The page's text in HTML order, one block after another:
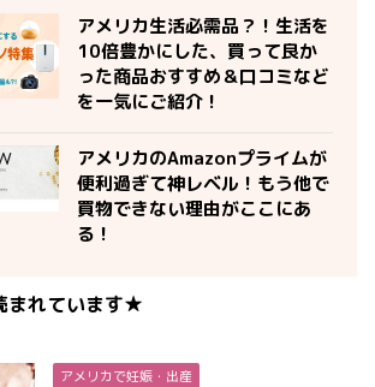
アメリカ生活必需品？！生活を
10倍豊かにした、買って良か
った商品おすすめ＆口コミなど
を一気にご紹介！
アメリカのAmazonプライムが
便利過ぎて神レベル！もう他で
買物できない理由がここにあ
る！
まれています★
アメリカで妊娠・出産